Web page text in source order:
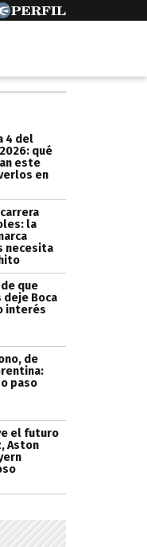
4 del
qué
este
en
la
necesita
de que
deje Boca
interés
de
paso
el futuro
Aston